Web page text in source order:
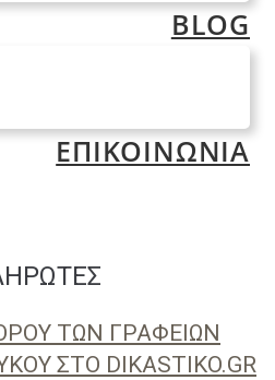
BLOG
ΕΠΙΚΟΙΝΩΝΙΑ
ΤΩΝ ΓΡΑΦΕΙΩΝ
ΣΤΟ DIKASTIKO.GR